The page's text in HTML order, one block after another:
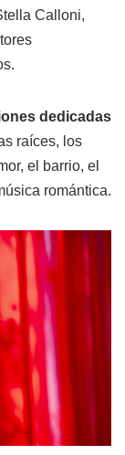
Calloni,
dedicadas
raíces, los
el barrio, el
romántica.